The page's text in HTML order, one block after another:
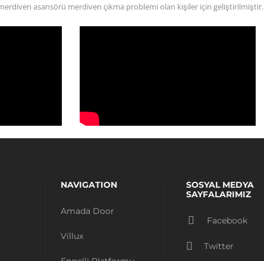
asansörü merdiven çıkma problemi olan kişiler için geliştirilmiştir.
NAVIGATION
Amada Door
Villux
SOSYAL MEDYA
SAYFALARIMIZ
Facebook
Twitter